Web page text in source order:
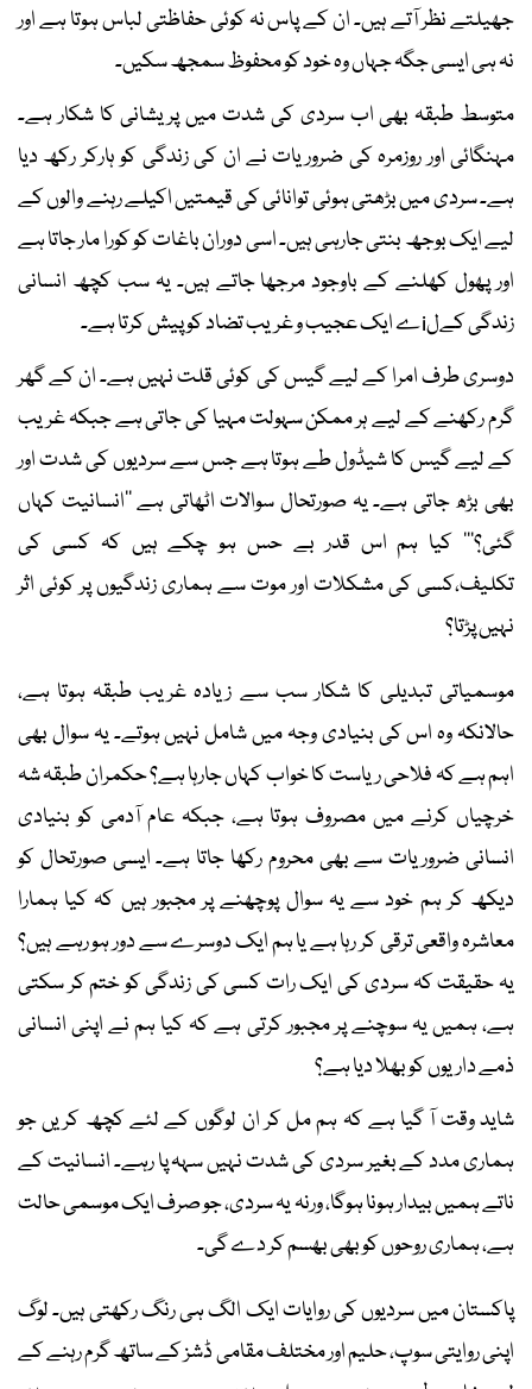
جھیلتے نظر آتے ہیں۔ ان کے پاس نہ کوئی حفاظتی لباس ہوتا ہے اور
نہ ہی ایسی جگہ جہاں وہ خود کو محفوظ سمجھ سکیں۔
متوسط طبقہ بھی اب سردی کی شدت میں پریشانی کا شکار ہے۔
مہنگائی اور روزمرہ کی ضروریات نے ان کی زندگی کو ہارکر رکھ دیا
ہے۔ سردی میں بڑھتی ہوئی توانائی کی قیمتیں اکیلے رہنے والوں کے
لیے ایک بوجھ بنتی جارہی ہیں۔ اسی دوران باغات کو کورا مار جاتا ہے
اور پھول کھلنے کے باوجود مرجھا جاتے ہیں۔ یہ سب کچھ انسانی
زندگی کےلiے ایک عجیب و غریب تضاد کو پیش کرتا ہے۔
دوسری طرف امرا کے لیے گیس کی کوئی قلت نہیں ہے۔ ان کے گھر
گرم رکھنے کے لیے ہر ممکن سہولت مہیا کی جاتی ہے جبکہ غریب
کے لیے گیس کا شیڈول طے ہوتا ہے جس سے سردیوں کی شدت اور
بھی بڑھ جاتی ہے۔ یہ صورتحال سوالات اٹھاتی ہے ’’انسانیت کہاں
گئی؟'‘‘ کیا ہم اس قدر بے حس ہو چکے ہیں کہ کسی کی
تکلیف،کسی کی مشکلات اور موت سے ہماری زندگیوں پر کوئی اثر
نہیں پڑتا؟
موسمیاتی تبدیلی کا شکار سب سے زیادہ غریب طبقہ ہوتا ہے،
حالانکہ وہ اس کی بنیادی وجہ میں شامل نہیں ہوتے۔ یہ سوال بھی
اہم ہے کہ فلاحی ریاست کا خواب کہاں جارہا ہے؟ حکمران طبقہ شہ
خرچیاں کرنے میں مصروف ہوتا ہے، جبکہ عام آدمی کو بنیادی
انسانی ضروریات سے بھی محروم رکھا جاتا ہے۔ ایسی صورتحال کو
دیکھ کر ہم خود سے یہ سوال پوچھنے پر مجبور ہیں کہ کیا ہمارا
معاشرہ واقعی ترقی کر رہا ہے یا ہم ایک دوسرے سے دور ہو رہے ہیں؟
یہ حقیقت کہ سردی کی ایک رات کسی کی زندگی کو ختم کر سکتی
ہے، ہمیں یہ سوچنے پر مجبور کرتی ہے کہ کیا ہم نے اپنی انسانی
ذمے داریوں کو بھلا دیا ہے؟
شاید وقت آ گیا ہے کہ ہم مل کر ان لوگوں کے لئے کچھ کریں جو
ہماری مدد کے بغیر سردی کی شدت نہیں سہہ پا رہے۔ انسانیت کے
ناتے ہمیں بیدار ہونا ہوگا، ورنہ یہ سردی، جو صرف ایک موسمی حالت
ہے، ہماری روحوں کو بھی بھسم کر دے گی۔
پاکستان میں سردیوں کی روایات ایک الگ ہی رنگ رکھتی ہیں۔ لوگ
اپنی روایتی سوپ، حلیم اور مختلف مقامی ڈشز کے ساتھ گرم رہنے کے